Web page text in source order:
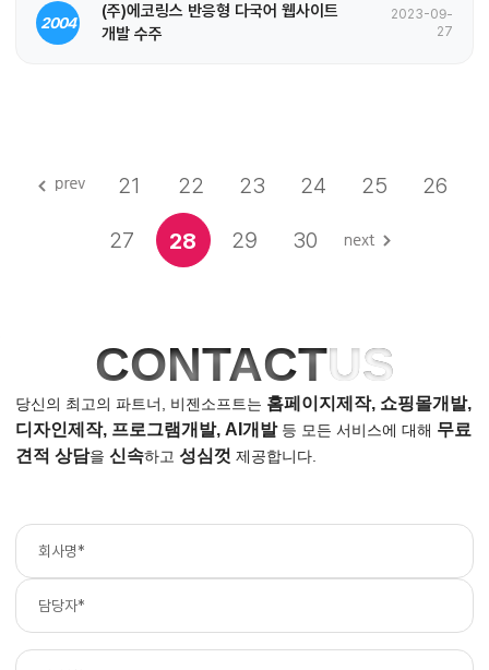
2004
(주)에코링스 반응형 다국어 웹사이트
개발 수주
2023-09-
27
21 22 23 24 25 26
27 28 29 30
CONTACTUS
당신의 최고의 파트너, 비젠소프트는 홈페이지제작, 쇼핑몰개발,
디자인제작, 프로그램개발, AI개발등 모든 서비스에 대해 무료
견적 상담을 신속하고 성심껏 제공합니다.